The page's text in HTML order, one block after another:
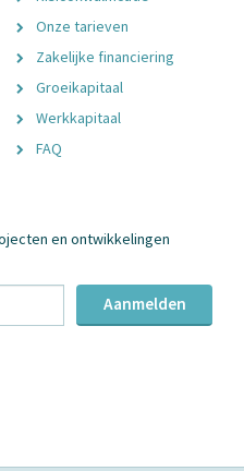
Onze tarieven
Zakelijke financiering
Groeikapitaal
Werkkapitaal
FAQ
en ontwikkelingen
Aanmelden